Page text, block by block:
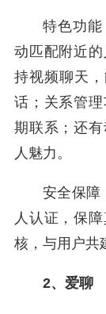
特色功能
动匹配附近
持视频聊天
话；关系管
期联系；还
人魅力。
安全保障
人认证，保
核，与用户共
2、爱聊